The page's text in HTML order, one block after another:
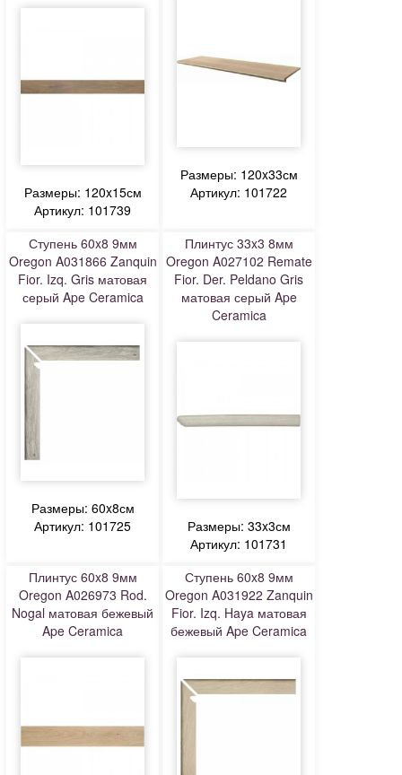
Размеры: 120x15см
Артикул: 101739
Размеры: 120x33см
Артикул: 101722
Ступень 60x8 9мм
Oregon A031866 Zanquin
Fior. Izq. Gris матовая
серый Ape Ceramica
Размеры: 60x8см
Артикул: 101725
Плинтус 33x3 8мм
Oregon A027102 Remate
Fior. Der. Peldano Gris
матовая серый Ape
Ceramica
Размеры: 33x3см
Артикул: 101731
Плинтус 60x8 9мм
Oregon A026973 Rod.
Nogal матовая бежевый
Ape Ceramica
Ступень 60x8 9мм
Oregon A031922 Zanquin
Fior. Izq. Haya матовая
бежевый Ape Ceramica